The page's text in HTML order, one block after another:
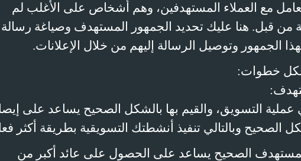
مع العملاء المستهدفين، وهم أشخاص على الأغلب لم
من قبل. هنا عليك تحديد الجمهور المستهدف وصياغة رسالة
الجمهور وتوصيل الرسالة إليهم من خلال الإعلانات.
خطوات:
التسويق، والقيم بها بالشكل الصحيح يساعد على
الصحيح وبالتالي تنفيذ أنشطتك التسويقية بطريقة أكثر
الصحيح يساعد على الحصول على عائد أكبر من